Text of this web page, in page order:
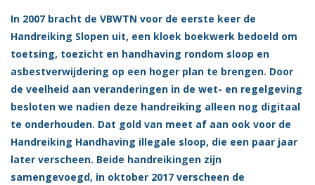
Vacatures
Vereniging
BWT
Contact
In 2007 bracht de VBWTN voor de eerste keer de
Handreiking Slopen uit, een kloek boekwerk bedoeld om
toetsing, toezicht en handhaving rondom sloop en
asbestverwijdering op een hoger plan te brengen. Door
de veelheid aan veranderingen in de wet- en regelgeving
besloten we nadien deze handreiking alleen nog digitaal
te onderhouden. Dat gold van meet af aan ook voor de
Handreiking Handhaving illegale sloop, die een paar jaar
later verscheen. Beide handreikingen zijn
samengevoegd, in oktober 2017 verscheen de